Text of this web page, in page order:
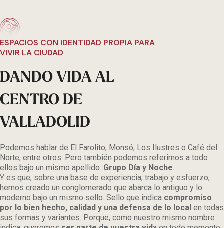
ESPACIOS CON IDENTIDAD PROPIA PARA
VIVIR LA CIUDAD
DANDO VIDA AL
CENTRO DE
VALLADOLID
Podemos hablar de El Farolito, Monsó, Los Ilustres o Café del
Norte, entre otros. Pero también podemos referirnos a todo
ellos bajo un mismo apellido: Grupo Día y Noche.
Y es que, sobre una base de experiencia, trabajo y esfuerzo,
hemos creado un conglomerado que abarca lo antiguo y lo
moderno bajo un mismo sello. Sello que indica compromiso
por lo bien hecho, calidad y una defensa de lo local en todas
sus formas y variantes. Porque, como nuestro mismo nombre